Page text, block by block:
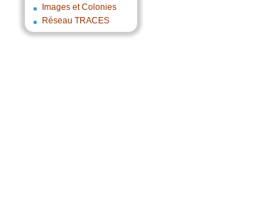
Images et Colonies
Réseau TRACES